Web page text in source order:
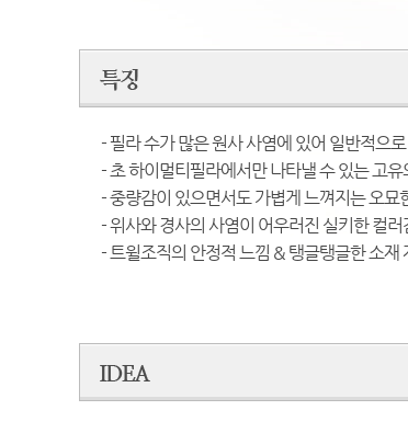
- 필라 수가 많은 원사 사염에 있어 일반적으
- 초 하이멀티필라에서만 나타낼 수 있는 고
- 중량감이 있으면서도 가볍게 느껴지는 오묘
- 위사와 경사의 사염이 어우러진 실키한 컬러
- 트윌조직의 안정적 느낌 & 탱글탱글한 소재